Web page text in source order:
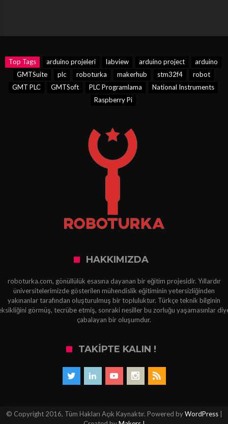
Top Tags arduino projeleri labview arduino project
arduino
GMTSuite
plc roboturka makerhub stm32f4
robot
GMT PLC
GMTSoft PLC Programlama
National Instruments
Raspberry Pi
HAKKIMIZDA
roboturka.com, gönüllülük esasına dayanan bir eğitim projesidir. Yıllardır
üniversitelerimizde gösterilen mühendislik eğitiminin yetersizliğinden
yakınanlar tarafından oluşturulmuş bir topluluktur. Türkçe teknik bilginin
görmüş, tecrübe etmiş, sonraki nesiller bu zorluğu yaşamasınlar
çabalayan bir oluşumdur.
TAKIPTE KALIN !
© Copyright 2016, Tüm Hakları Açık Kaynaktır. Powered byWordPress|